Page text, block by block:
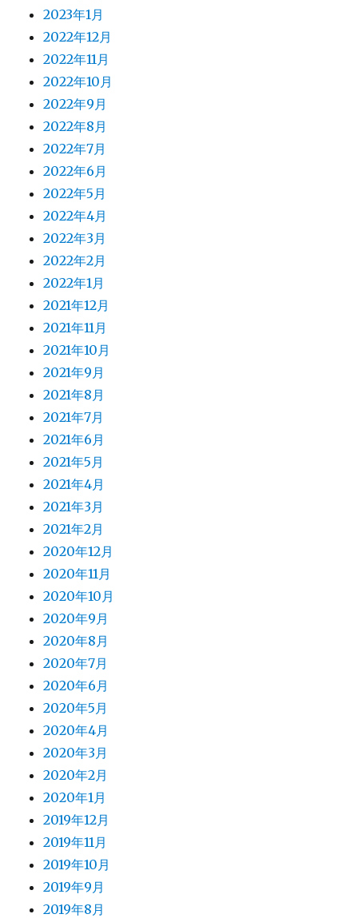
2023年1月
2022年12月
2022年11月
2022年10月
2022年9月
2022年8月
2022年7月
2022年6月
2022年5月
2022年4月
2022年3月
2022年2月
2022年1月
2021年12月
2021年11月
2021年10月
2021年9月
2021年8月
2021年7月
2021年6月
2021年5月
2021年4月
2021年3月
2021年2月
2020年12月
2020年11月
2020年10月
2020年9月
2020年8月
2020年7月
2020年6月
2020年5月
2020年4月
2020年3月
2020年2月
2020年1月
2019年12月
2019年11月
2019年10月
2019年9月
2019年8月